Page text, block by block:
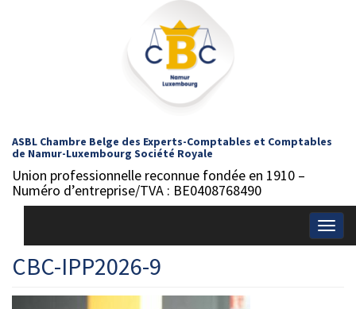
ASBL Chambre Belge des Experts-Comptables et Comptables
de Namur-Luxembourg Société Royale
Union professionnelle reconnue fondée en 1910 –
Numéro d’entreprise/TVA : BE0408768490
CBC-IPP2026-9